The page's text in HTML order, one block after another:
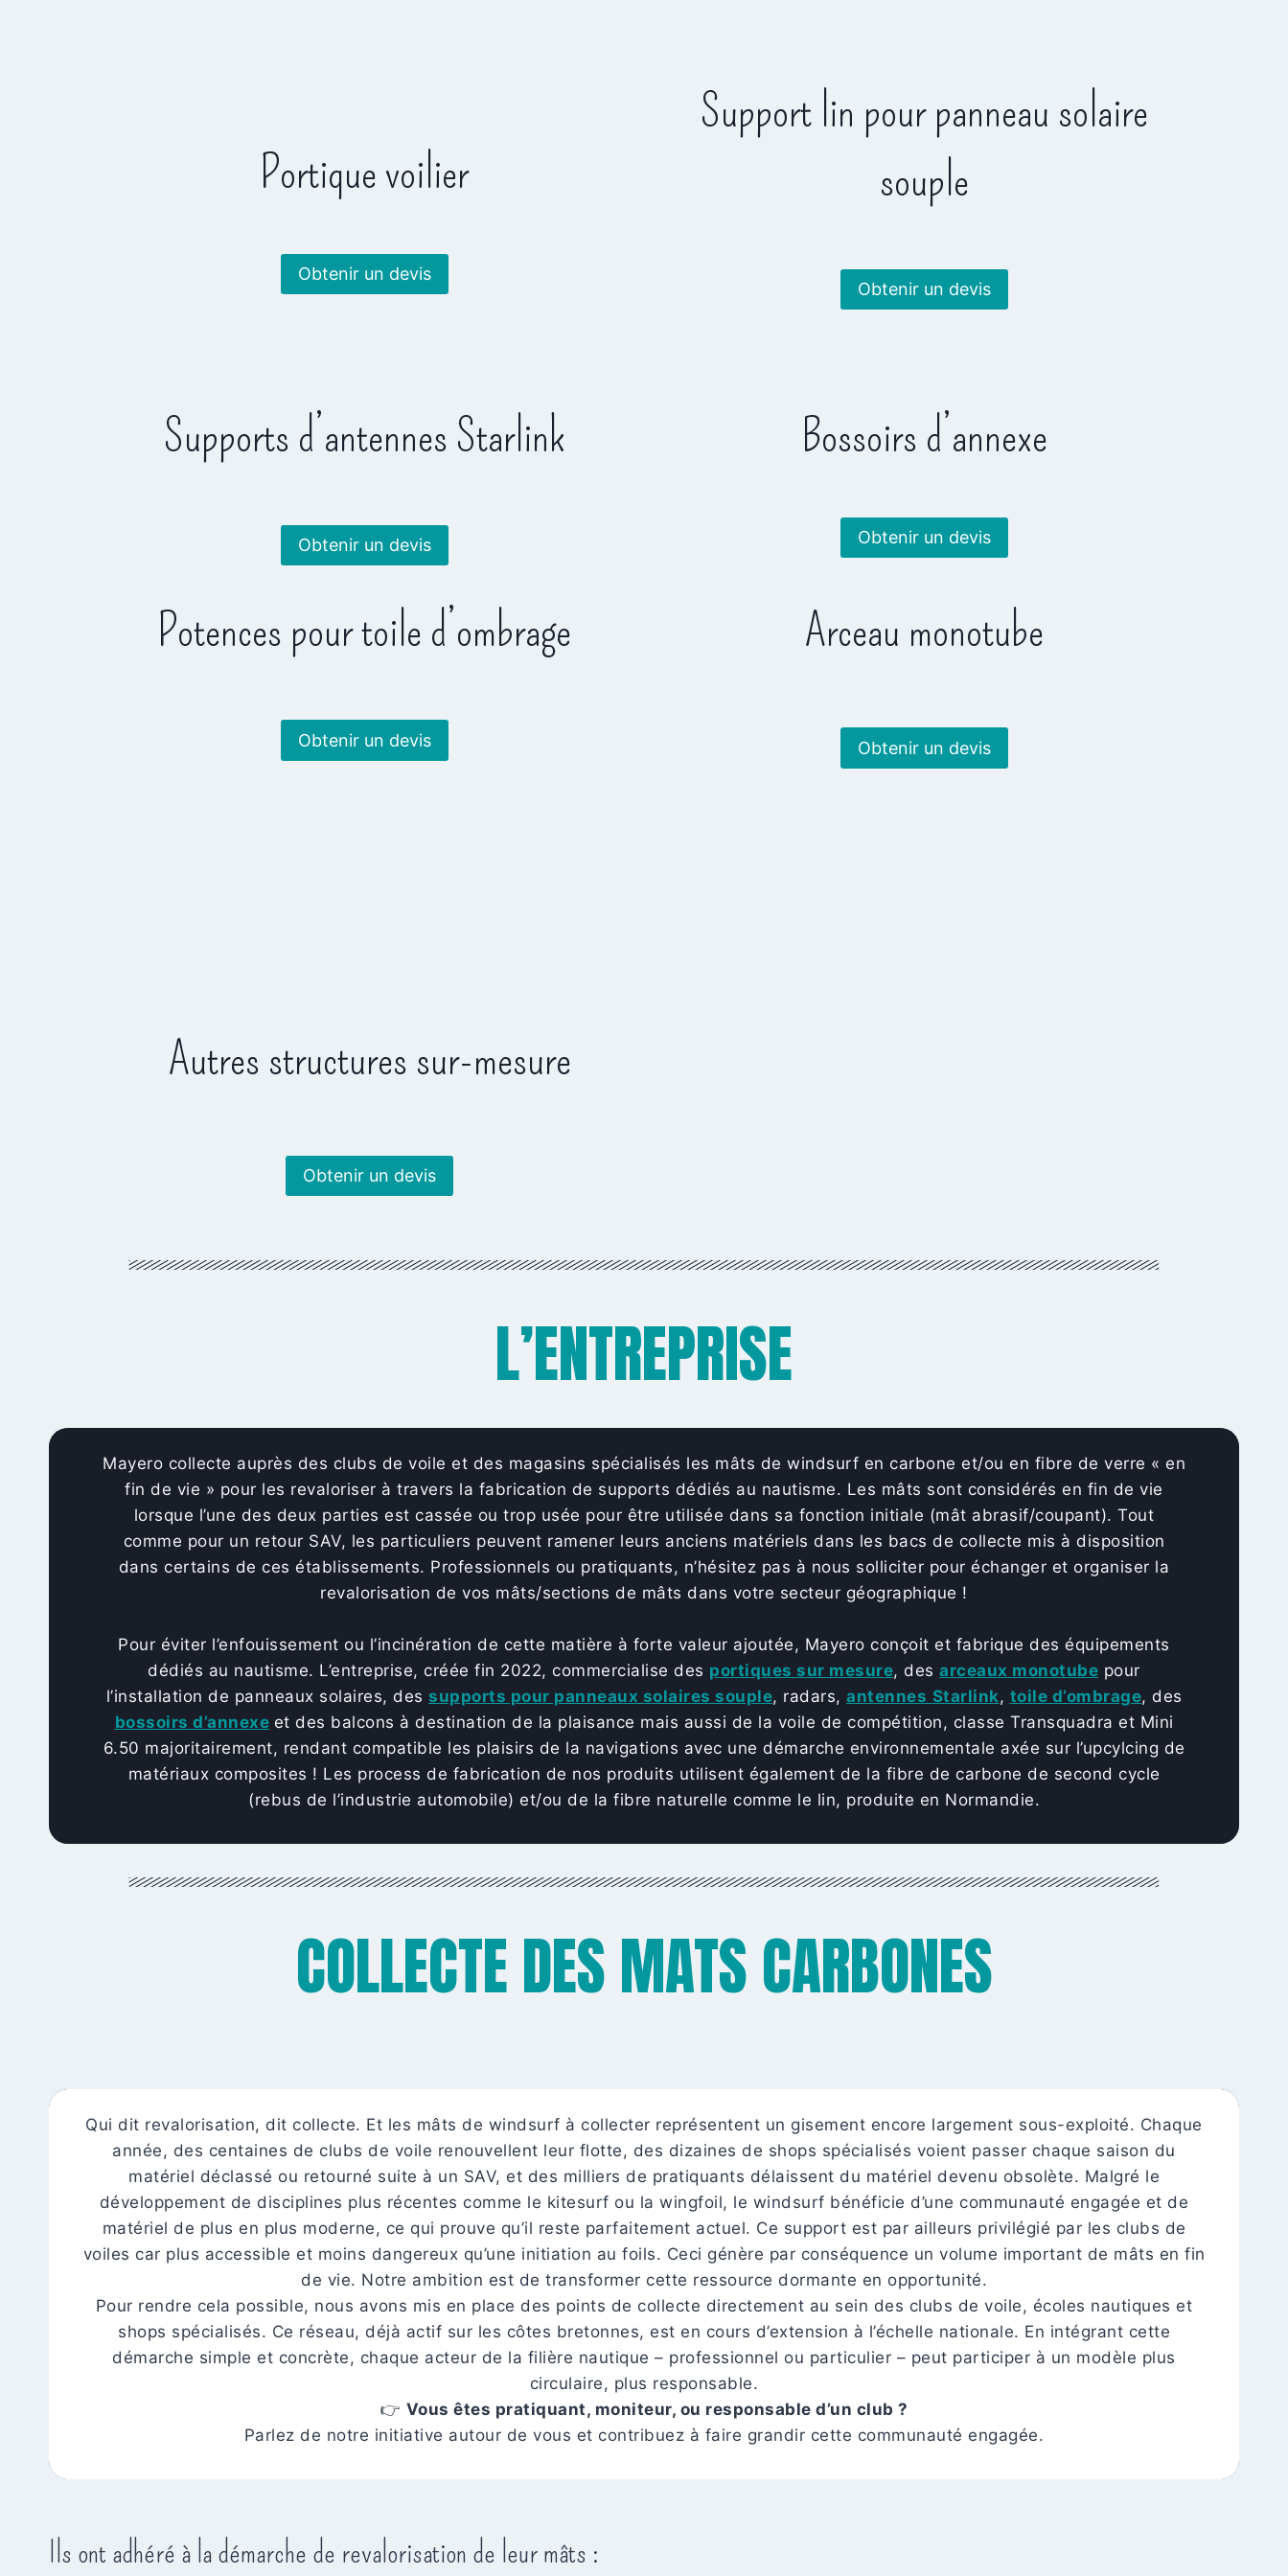
Portique voilier
Obtenir un devis
Support lin pour panneau solaire
souple
Obtenir un devis
Supports d’antennes Starlink
Obtenir un devis
Bossoirs d’annexe
Obtenir un devis
Potences pour toile d’ombrage
Obtenir un devis
Arceau monotube
Obtenir un devis
Autres structures sur-mesure
Obtenir un devis
L’ENTREPRISE
Mayero collecte auprès des clubs de voile et des magasins spécialisés les mâts de windsurf en carbone et/ou en fibre de verre « en
fin de vie » pour les revaloriser à travers la fabrication de supports dédiés au nautisme. Les mâts sont considérés en fin de vie
lorsque l’une des deux parties est cassée ou trop usée pour être utilisée dans sa fonction initiale (mât abrasif/coupant). Tout
comme pour un retour SAV, les particuliers peuvent ramener leurs anciens matériels dans les bacs de collecte mis à disposition
dans certains de ces établissements. Professionnels ou pratiquants, n’hésitez pas à nous solliciter pour échanger et organiser la
revalorisation de vos mâts/sections de mâts dans votre secteur géographique !
Pour éviter l’enfouissement ou l’incinération de cette matière à forte valeur ajoutée, Mayero conçoit et fabrique des équipements
dédiés au nautisme. L’entreprise, créée fin 2022, commercialise des portiques sur mesure, desarceaux monotube pour
l’installation de panneaux solaires, des supports pour panneaux solaires souple, radars, antennes Starlink, toile d’ombrage, des
bossoirs d’annexe et des balcons à destination de la plaisance mais aussi de la voile de compétition, classe Transquadra et Mini
6.50 majoritairement, rendant compatible les plaisirs de la navigations avec une démarche environnementale axée sur l’upcylcing de
matériaux composites ! Les process de fabrication de nos produits utilisent également de la fibre de carbone de second cycle
(rebus de l’industrie automobile) et/ou de la fibre naturelle comme le lin, produite en Normandie.
COLLECTE DES MATS CARBONES
Qui dit revalorisation, dit collecte. Et les mâts de windsurf à collecter représentent un gisement encore largement sous-exploité. Chaque
année, des centaines de clubs de voile renouvellent leur flotte, des dizaines de shops spécialisés voient passer chaque saison du
matériel déclassé ou retourné suite à un SAV, et des milliers de pratiquants délaissent du matériel devenu obsolète. Malgré le
développement de disciplines plus récentes comme le kitesurf ou la wingfoil, le windsurf bénéficie d’une communauté engagée et de
matériel de plus en plus moderne, ce qui prouve qu’il reste parfaitement actuel. Ce support est par ailleurs privilégié par les clubs de
voiles car plus accessible et moins dangereux qu’une initiation au foils. Ceci génère par conséquence un volume important de mâts en fin
de vie. Notre ambition est de transformer cette ressource dormante en opportunité.
Pour rendre cela possible, nous avons mis en place des points de collecte directement au sein des clubs de voile, écoles nautiques et
shops spécialisés. Ce réseau, déjà actif sur les côtes bretonnes, est en cours d’extension à l’échelle nationale. En intégrant cette
démarche simple et concrète, chaque acteur de la filière nautique – professionnel ou particulier – peut participer à un modèle plus
circulaire, plus responsable.
👉 Vous êtes pratiquant, moniteur, ou responsable d’un club ?
Parlez de notre initiative autour de vous et contribuez à faire grandir cette communauté engagée.
Ils ont adhéré à la démarche de revalorisation de leur mâts :